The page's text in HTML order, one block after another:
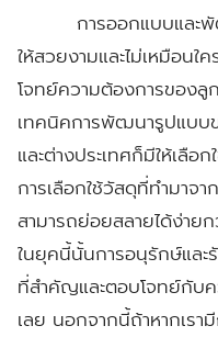
การออกแบบแล
ให้สวยงามและไม่เหมือน
โจทย์ความต้องการของลู
เทคนิคการพัฒนารูปแบบ
และต่างประเทศก็มีให้เลือ
การเลือกใช้วัสดุที่ทำมาจ
สามารถย่อยสลายได้ง่าย
ในยุคนี้นั้นการอนุรักษ์แล
ที่สำคัญและตอบโจทย์กับ
เลย นอกจากนี้ถ้าหากเร